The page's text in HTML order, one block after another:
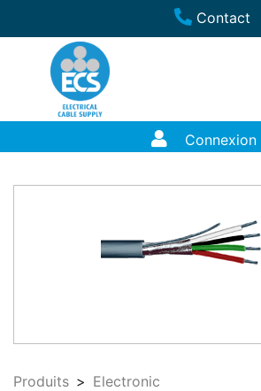
Contact
Connexion
Produits Electronic